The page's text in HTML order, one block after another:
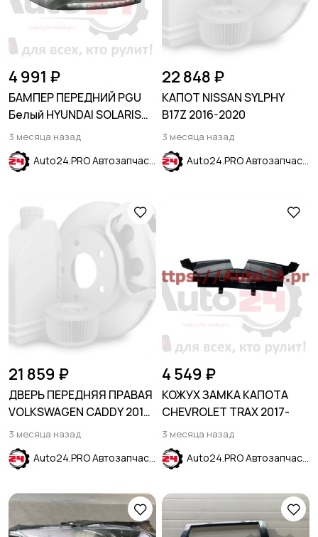
4 991 ₽
БАМПЕР ПЕРЕДНИЙ PGU
Белый HYUNDAI SOLARIS
2017-2020
3 месяца назад
Auto24.PRO Автозапчасти
22 848 ₽
КАПОТ NISSAN SYLPHY
B17Z 2016-2020
3 месяца назад
Auto24.PRO Автозапчасти
21 859 ₽
ДВЕРЬ ПЕРЕДНЯЯ ПРАВАЯ
VOLKSWAGEN CADDY 2016-
2020
3 месяца назад
Auto24.PRO Автозапчасти
4 549 ₽
КОЖУХ ЗАМКА КАПОТА
CHEVROLET TRAX 2017-
3 месяца назад
Auto24.PRO Автозапчасти